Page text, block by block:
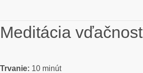
Meditácia
Trvanie: 10 minút